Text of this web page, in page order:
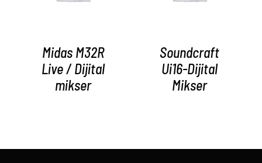
Midas M32R
Live / Dijital
mikser
Soundcraft
Ui16-Dijital
Mikser